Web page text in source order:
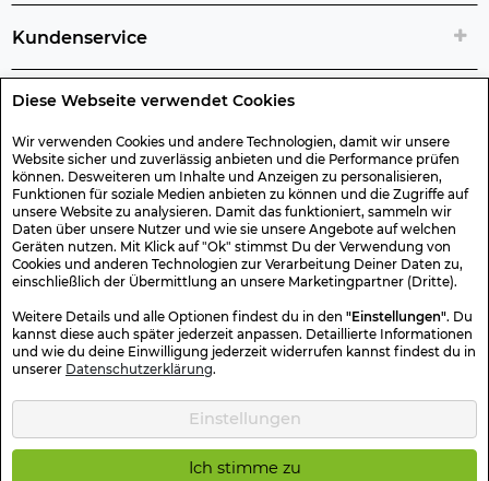
Diese Webseite verwendet Cookies
Wir verwenden Cookies und andere Technologien, damit wir unsere
Website sicher und zuverlässig anbieten und die Performance prüfen
können. Desweiteren um Inhalte und Anzeigen zu personalisieren,
Funktionen für soziale Medien anbieten zu können und die Zugriffe auf
unsere Website zu analysieren. Damit das funktioniert, sammeln wir
Daten über unsere Nutzer und wie sie unsere Angebote auf welchen
Geräten nutzen. Mit Klick auf "Ok" stimmst Du der Verwendung von
Cookies und anderen Technologien zur Verarbeitung Deiner Daten zu,
einschließlich der Übermittlung an unsere Marketingpartner (Dritte).
Weitere Details und alle Optionen findest du in den "Einstellungen". Du
kannst diese auch später jederzeit anpassen. Detaillierte Informationen
und wie du deine Einwilligung jederzeit widerrufen kannst findest du in
unserer Datenschutzerklärung.
Einstellungen
Ich stimme zu
Kundenservice
Rechtliche Artikelinfos
Geschenk-Gutscheine
Versand & Rücksendung
Sicher Einkaufen
Kotte & Zeller 2026 © Alle Rechte vorbehalten. Die durchgestrichenen
Preise entsprechen dem bisherigen Preis.